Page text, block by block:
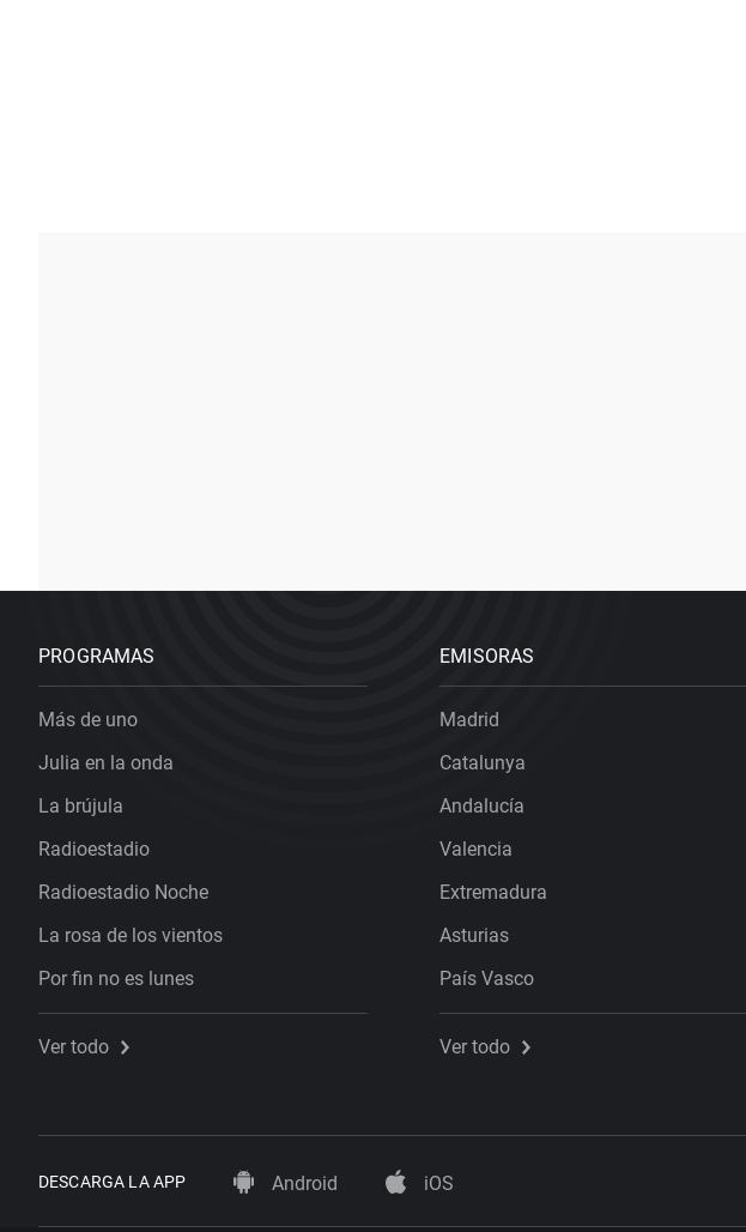
PROGRAMAS
Más de uno
Julia en la onda
La brújula
Radioestadio
Radioestadio Noche
La rosa de los vientos
Por fin no es lunes
Ver todo
EMISORAS
Madrid
Catalunya
Andalucía
Valencia
Extremadura
Asturias
País Vasco
Ver todo
DESCARGA LA APP Android iOS